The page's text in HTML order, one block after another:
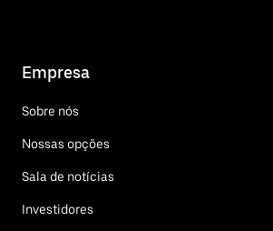
Empresa
Sobre nós
Nossas opções
Sala de notícias
Investidores